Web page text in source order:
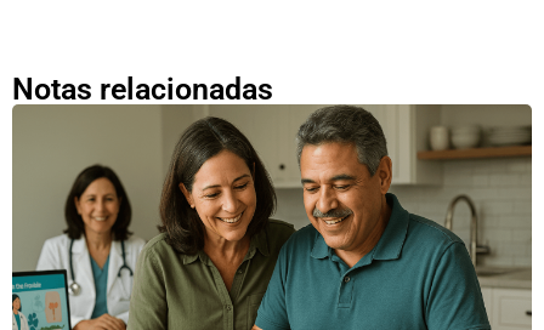
Notas relacionadas